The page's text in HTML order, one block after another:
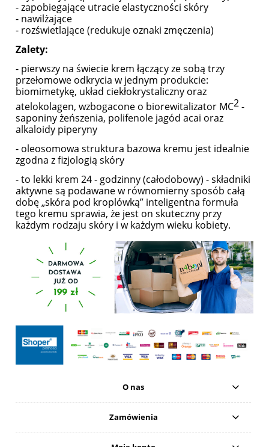
- zapobiegające utracie elastyczności skóry
- nawilżające
- rozświetlające (redukuje oznaki zmęczenia)
Zalety:
- pierwszy na świecie krem łączący ze sobą trzy
przełomowe odkrycia w jednym produkcie:
biomimetykę, układ ciekłokrystaliczny oraz
atelokolagen, wzbogacone o biorewitalizator MC2-
saponiny żeńszenia, polifenole jagód acai oraz
alkaloidy piperyny
- oleosomowa struktura bazowa kremu jest idealnie
zgodna z fizjologią skóry
- to lekki krem 24 - godzinny (całodobowy) - składniki
aktywne są podawane w równomierny sposób całą
dobę „skóra pod kroplówką” inteligentna formuła
tego kremu sprawia, że jest on skuteczny przy
każdym rodzaju skóry i w każdym wieku kobiety.
O nas
Zamówienia